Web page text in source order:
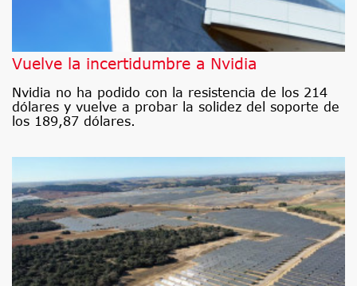
Vuelve la incertidumbre a Nvidia
Nvidia no ha podido con la resistencia de los 214
dólares y vuelve a probar la solidez del soporte de
los 189,87 dólares.